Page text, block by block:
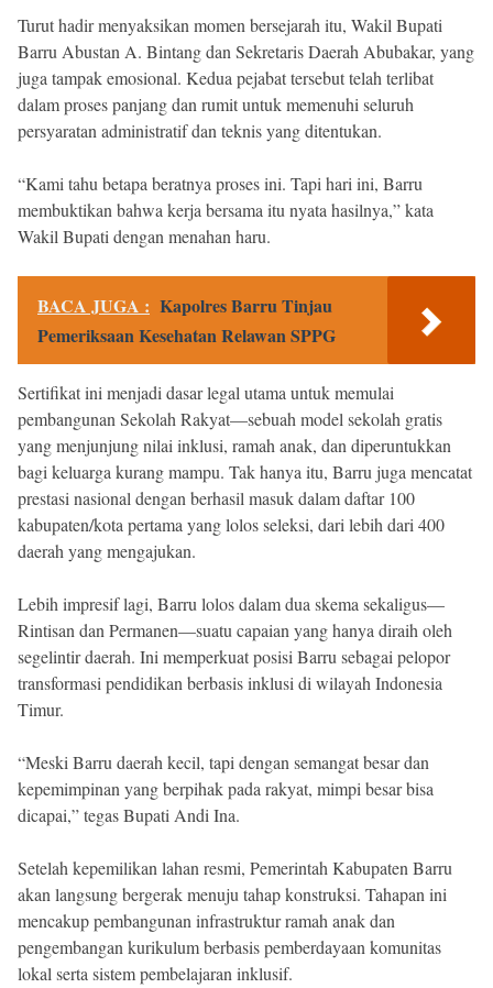
Turut hadir menyaksikan momen bersejarah itu, Wakil Bupati
Barru Abustan A. Bintang dan Sekretaris Daerah Abubakar, yang
juga tampak emosional. Kedua pejabat tersebut telah terlibat
dalam proses panjang dan rumit untuk memenuhi seluruh
persyaratan administratif dan teknis yang ditentukan.
“Kami tahu betapa beratnya proses ini. Tapi hari ini, Barru
membuktikan bahwa kerja bersama itu nyata hasilnya,” kata
Wakil Bupati dengan menahan haru.
BACA JUGA : Kapolres Barru Tinjau
Pemeriksaan Kesehatan Relawan SPPG
Sertifikat ini menjadi dasar legal utama untuk memulai
pembangunan Sekolah Rakyat—sebuah model sekolah gratis
yang menjunjung nilai inklusi, ramah anak, dan diperuntukkan
bagi keluarga kurang mampu. Tak hanya itu, Barru juga mencatat
prestasi nasional dengan berhasil masuk dalam daftar 100
kabupaten/kota pertama yang lolos seleksi, dari lebih dari 400
daerah yang mengajukan.
Lebih impresif lagi, Barru lolos dalam dua skema sekaligus—
Rintisan dan Permanen—suatu capaian yang hanya diraih oleh
segelintir daerah. Ini memperkuat posisi Barru sebagai pelopor
transformasi pendidikan berbasis inklusi di wilayah Indonesia
Timur.
“Meski Barru daerah kecil, tapi dengan semangat besar dan
kepemimpinan yang berpihak pada rakyat, mimpi besar bisa
dicapai,” tegas Bupati Andi Ina.
Setelah kepemilikan lahan resmi, Pemerintah Kabupaten Barru
akan langsung bergerak menuju tahap konstruksi. Tahapan ini
mencakup pembangunan infrastruktur ramah anak dan
pengembangan kurikulum berbasis pemberdayaan komunitas
lokal serta sistem pembelajaran inklusif.